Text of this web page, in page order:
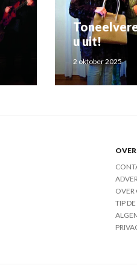
u uit!
2 oktober 2025
OVER
TIP